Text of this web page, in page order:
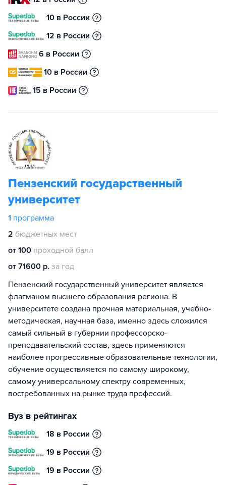
10 в России
12 в России
6 в России
10 в России
15 в России
Пензенский государственный
университет
1 программа
2 бюджетных мест
от 100 проходной балл
от 71600 р. за год
Пензенский государственный университет является
флагманом высшего образования региона. В
университете создана прочная материальная, учебно-
методическая, научная база, именно здесь сложился
самый сильный в губернии профессорско-
преподавательский состав, здесь применяются
наиболее прогрессивные образовательные технологии,
обучение осуществляется по самому широкому,
самому универсальному спектру современных,
востребованных на рынке труда профессий.
Вуз в рейтингах
18 в России
19 в России
19 в России